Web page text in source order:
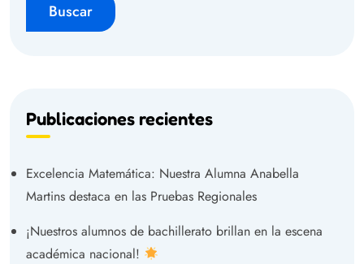
Buscar
Publicaciones recientes
Excelencia Matemática: Nuestra Alumna Anabella
Martins destaca en las Pruebas Regionales
¡Nuestros alumnos de bachillerato brillan en la escena
académica nacional!